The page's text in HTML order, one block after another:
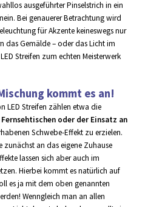
ausgeführter Pinselstrich in ein
Bei genauerer Betrachtung wird
für Akzente keineswegs nur
das Gemälde – oder das Licht im
Streifen zum echten Meisterwerk
kommt es an!
LED Streifen zählen etwa die
oder der Einsatz an
Schwebe-Effekt zu erzielen.
an das eigene Zuhause
lassen sich aber auch im
Hierbei kommt es natürlich auf
es ja mit dem oben genannten
Wenngleich man an allen